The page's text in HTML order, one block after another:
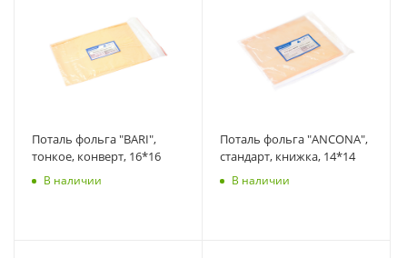
Поталь фольга "BARI",
тонкое, конверт, 16*16
В наличии
Поталь фольга "ANCONA",
стандарт, книжка, 14*14
В наличии